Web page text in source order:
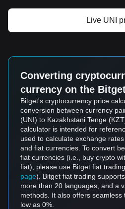
Live UNI
Converting
currency on the
Bitget's cryptocurrency price
conversion between currency
(UNI) to Kazakhstani Tenge
calculator is intended for
used to calculate exchange
and fiat currencies. To convert
fiat currencies (i.e., buy crypto
fiat), please use Bitget fiat
page). Bitget fiat trading
more than 20 languages, and a
methods. It also offers
low as 0%.